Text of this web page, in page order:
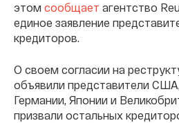
этом сообщает агентство
единое заявление
кредиторов.
О своем согласии на
объявили представители
Германии, Японии и
призвали остальных